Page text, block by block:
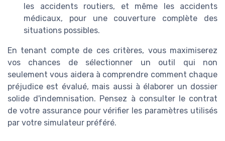
les accidents routiers, et même les accidents
médicaux, pour une couverture complète des
situations possibles.
En tenant compte de ces critères, vous maximiserez
vos chances de sélectionner un outil qui non
seulement vous aidera à comprendre comment chaque
préjudice est évalué, mais aussi à élaborer un dossier
solide d'indemnisation. Pensez à consulter le contrat
de votre assurance pour vérifier les paramètres utilisés
par votre simulateur préféré.